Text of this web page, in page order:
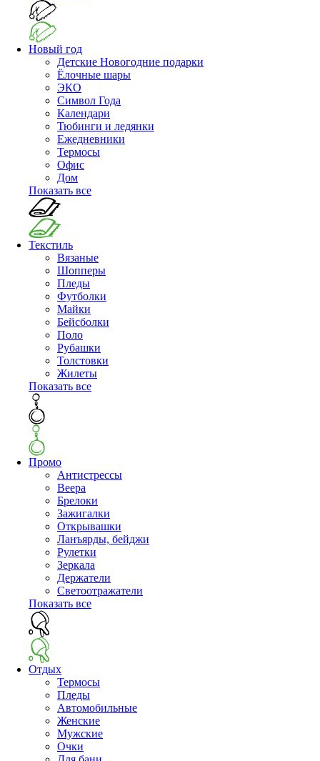
Новый год
Детские Новогодние подарки
Ёлочные шары
ЭКО
Символ Года
Календари
Тюбинги и ледянки
Ежедневники
Термосы
Офис
Дом
Показать все
Текстиль
Вязаные
Шопперы
Пледы
Футболки
Майки
Бейсболки
Поло
Рубашки
Толстовки
Жилеты
Показать все
Промо
Антистрессы
Веера
Брелоки
Зажигалки
Открывашки
Ланъярды, бейджи
Рулетки
Зеркала
Держатели
Светоотражатели
Показать все
Отдых
Термосы
Пледы
Автомобильные
Женские
Мужские
Очки